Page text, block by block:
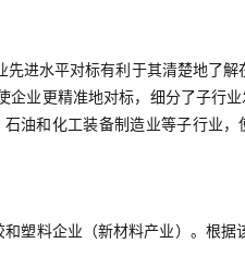
进水平对标有利于其清楚地了
业更精准地对标，细分了子行
油和化工装备制造业等子行业
塑料企业（新材料产业）。根